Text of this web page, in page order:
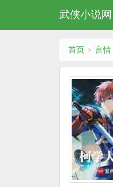
武侠小说网
首页 言情